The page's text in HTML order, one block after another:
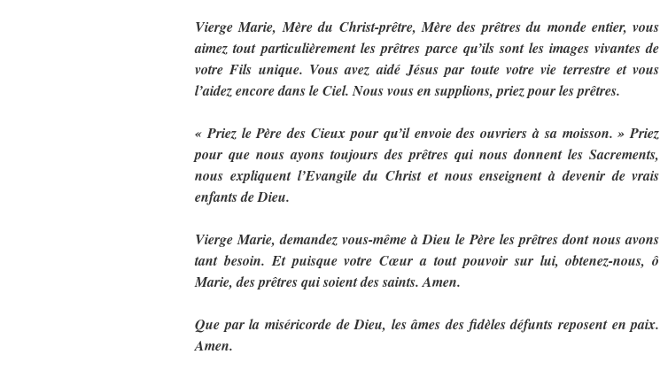
Vierge Marie, Mère du Christ-prêtre, Mère des prêtres du monde entier, vous
aimez tout particulièrement les prêtres parce qu’ils sont les images vivantes de
votre Fils unique. Vous avez aidé Jésus par toute votre vie terrestre et vous
l’aidez encore dans le Ciel. Nous vous en supplions, priez pour les prêtres.
« Priez le Père des Cieux pour qu’il envoie des ouvriers à sa moisson. » Priez
pour que nous ayons toujours des prêtres qui nous donnent les Sacrements,
nous expliquent l’Evangile du Christ et nous enseignent à devenir de vrais
enfants de Dieu.
Vierge Marie, demandez vous-même à Dieu le Père les prêtres dont nous avons
tant besoin. Et puisque votre Cœur a tout pouvoir sur lui, obtenez-nous, ô
Marie, des prêtres qui soient des saints. Amen.
Que par la miséricorde de Dieu, les âmes des fidèles défunts reposent en paix.
Amen.